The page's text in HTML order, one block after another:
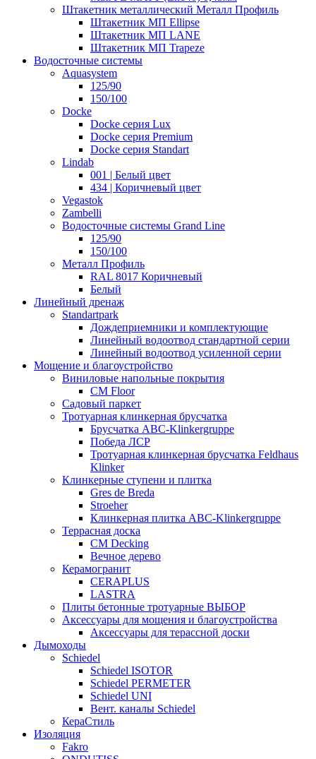
Штакетник металлический Металл Профиль
Штакетник МП Ellipse
Штакетник МП LANE
Штакетник МП Trapeze
Водосточные системы
Aquasystem
125/90
150/100
Docke
Docke серия Lux
Docke серия Premium
Docke серия Standart
Lindab
001 | Белый цвет
434 | Коричневый цвет
Vegastok
Zambelli
Водосточные системы Grand Line
125/90
150/100
Металл Профиль
RAL 8017 Коричневый
Белый
Линейный дренаж
Standartpark
Дождеприемники и комплектующие
Линейный водоотвод стандартной серии
Линейный водоотвод усиленной серии
Мощение и благоустройство
Виниловые напольные покрытия
CM Floor
Садовый паркет
Тротуарная клинкерная брусчатка
Брусчатка АВС-Klinkergruppe
Победа ЛСР
Тротуарная клинкерная брусчатка Feldhaus
Klinker
Клинкерные ступени и плитка
Gres de Breda
Stroeher
Клинкерная плитка ABC-Klinkergruppe
Террасная доска
CM Decking
Вечное дерево
Керамогранит
CERAPLUS
LASTRA
Плиты бетонные тротуарные ВЫБОР
Аксессуары для мощения и благоустройства
Аксессуары для терассной доски
Дымоходы
Schiedel
Schiedel ISOTOR
Schiedel PERMETER
Schiedel UNI
Вент. каналы Schiedel
КераСтиль
Изоляция
Fakro